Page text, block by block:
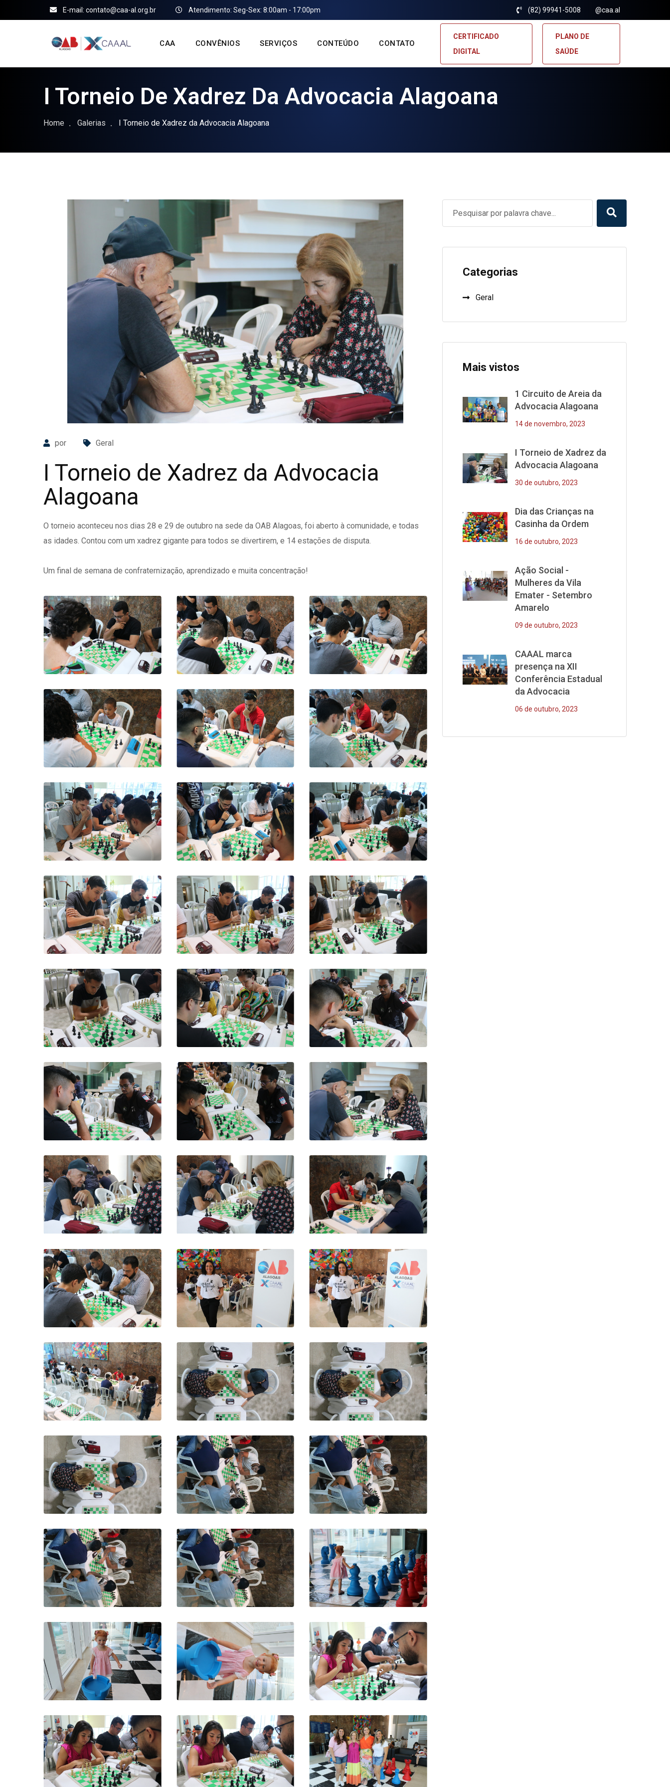
E-mail: contato@caa-al.org.br Atendimento: Seg-Sex: 8:00am - 17:00pm (82) 99941-5008 @caa.al
CAA CONVÊNIOS SERVIÇOS CONTEÚDO CONTATO
CERTIFICADO
DIGITAL
PLANO DE
SAÚDE
I Torneio De Xadrez Da Advocacia Alagoana
Home Galerias I Torneio de Xadrez da Advocacia Alagoana
por Geral
I Torneio de Xadrez da Advocacia
Alagoana
O torneio aconteceu nos dias 28 e 29 de outubro na sede da OAB Alagoas, foi aberto à comunidade, e todas
as idades. Contou com um xadrez gigante para todos se divertirem, e 14 estações de disputa.
Um final de semana de confraternização, aprendizado e muita concentração!
Categorias
Geral
Mais vistos
1 Circuito de Areia da
Advocacia Alagoana
14 de novembro, 2023
I Torneio de Xadrez da
Advocacia Alagoana
30 de outubro, 2023
Dia das Crianças na
Casinha da Ordem
16 de outubro, 2023
Ação Social -
Mulheres da Vila
Emater - Setembro
Amarelo
09 de outubro, 2023
CAAAL marca
presença na XII
Conferência Estadual
da Advocacia
06 de outubro, 2023